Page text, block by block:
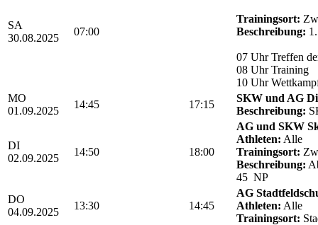
SA
30.08.2025
07:00
Trainingsort:
Beschreibung:
07 Uhr Treffen
08 Uhr Training
10 Uhr
MO
01.09.2025
14:45 17:15
SKW und AG
Beschreibung:
DI
02.09.2025
14:50 18:00
AG und SKW
Athleten: Alle
Trainingsort:
Beschreibung:
45 NP
DO
04.09.2025
13:30 14:45
AG
Athleten: Alle
Trainingsort: